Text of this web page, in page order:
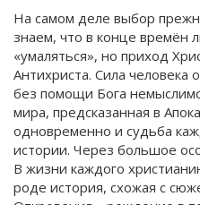
На самом деле выбор
знаем, что в конце времён
«умаляться», но приход
Антихриста. Сила человека
без помощи Бога
мира, предсказанная в
одновременно и судьба
истории. Через большое
В жизни каждого
роде история, схожая с